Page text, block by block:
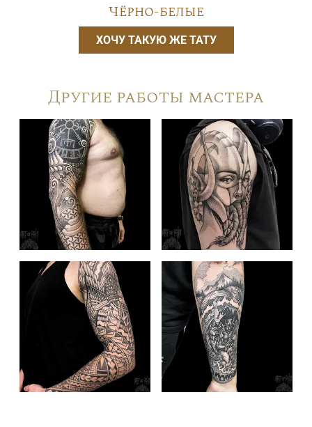
Чёрно-белые
ХОЧУ ТАКУЮ ЖЕ ТАТУ
Другие работы мастера